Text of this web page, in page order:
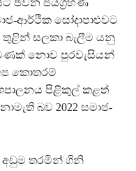
ජීවන ජයග්‍රහණ
ආර්ථික සෝදාපාළුවට
තුළින් සලකා බැලීම යනු
නොව පුරවැසියන්
කොතරම්
පිළිකුල් කළත්
බව 2022 සමාජ-
අඩුම තරමින් ගිනි